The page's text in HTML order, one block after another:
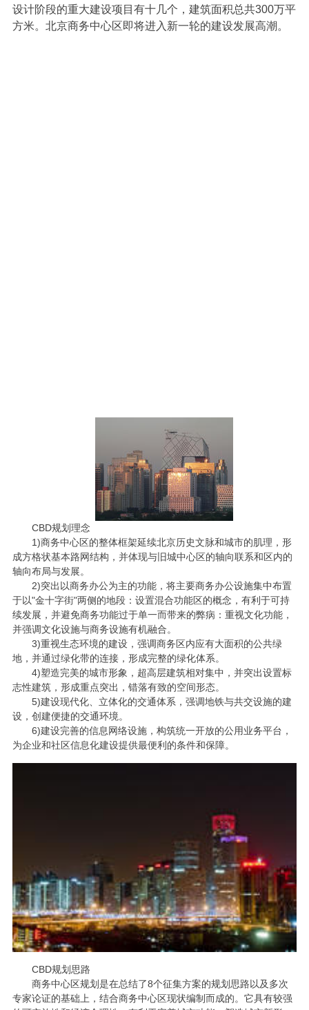
设计阶段的重大建设项目有十几个，建筑面积总共300万平
方米。北京商务中心区即将进入新一轮的建设发展高潮。
CBD规划理念
1)商务中心区的整体框架延续北京历史文脉和城市的肌理，形
成方格状基本路网结构，并体现与旧城中心区的轴向联系和区内的
轴向布局与发展。
2)突出以商务办公为主的功能，将主要商务办公设施集中布置
于以"金十字街"两侧的地段：设置混合功能区的概念，有利于可持
续发展，并避免商务功能过于单一而带来的弊病：重视文化功能，
并强调文化设施与商务设施有机融合。
3)重视生态环境的建设，强调商务区内应有大面积的公共绿
地，并通过绿化带的连接，形成完整的绿化体系。
4)塑造完美的城市形象，超高层建筑相对集中，并突出设置标
志性建筑，形成重点突出，错落有致的空间形态。
5)建设现代化、立体化的交通体系，强调地铁与共交设施的建
设，创建便捷的交通环境。
6)建设完善的信息网络设施，构筑统一开放的公用业务平台，
为企业和社区信息化建设提供最便利的条件和保障。
CBD规划思路
商务中心区规划是在总结了8个征集方案的规划思路以及多次
专家论证的基础上，结合商务中心区现状编制而成的。它具有较强